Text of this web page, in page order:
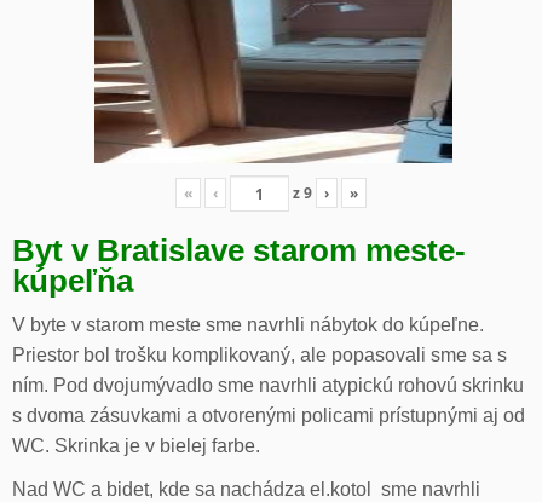
« ‹ z9 › »
Byt v Bratislave starom meste-
kúpeľňa
V byte v starom meste sme navrhli nábytok do kúpeľne.
Priestor bol trošku komplikovaný, ale popasovali sme sa s
ním. Pod dvojumývadlo sme navrhli atypickú rohovú skrinku
s dvoma zásuvkami a otvorenými policami prístupnými aj od
WC. Skrinka je v bielej farbe.
Nad WC a bidet, kde sa nachádza el.kotol sme navrhli